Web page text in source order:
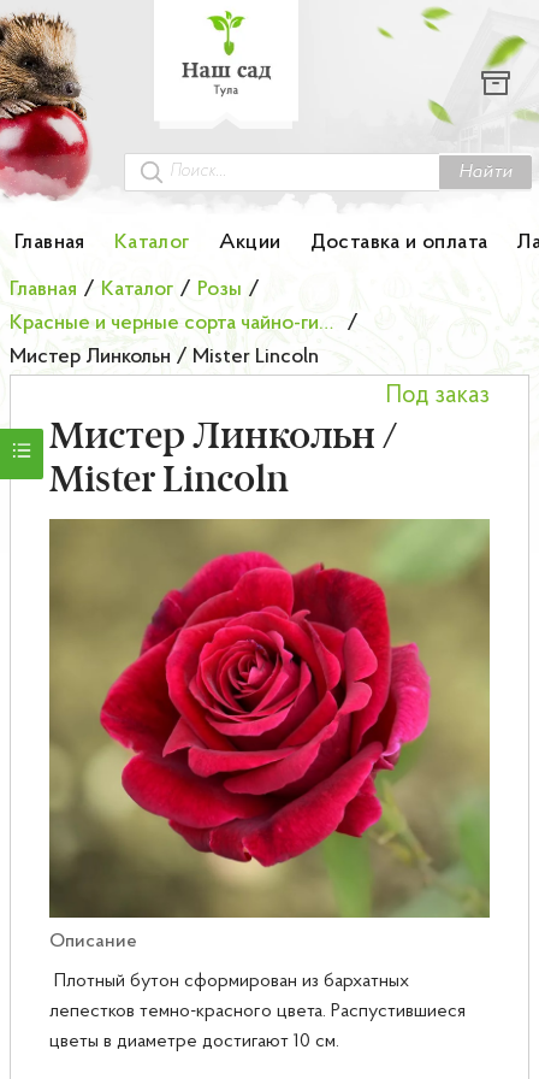
Найти
Главная Каталог Акции Доставка и оплата
Каталог
Гортензии
Грунты
Колоновидные деревья
Лук-севок
Мини-деревья
Саженцы плодовые
Главная / Каталог / Розы /
Красные и черные сорта чайно-гибридных роз
/
Мистер Линкольн / Mister Lincoln
Мистер Линкольн /
Mister Lincoln
Под заказ
Описание
Плотный бутон сформирован из бархатных
лепестков темно-красного цвета. Распустившиеся
цветы в диаметре достигают 10 см.